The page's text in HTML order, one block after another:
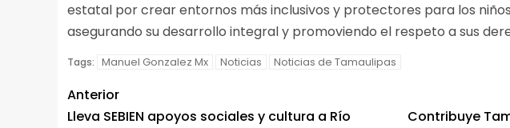
estatal por crear entornos más inclusivos y protectores para los
asegurando su desarrollo integral y promoviendo el respeto a sus
Tags: Manuel Gonzalez Mx Noticias Noticias de Tamaulipas
Anterior
Lleva SEBIEN apoyos sociales y cultura a Río
Contribuye